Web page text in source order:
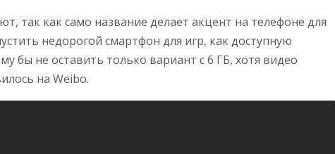
так как само название делает акцент на телефоне для
недорогой смартфон для игр, как доступную
бы не оставить только вариант с 6 ГБ, хотя видео
на Weibo.